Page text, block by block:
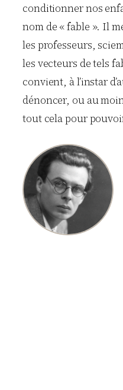
conditionner nos
nom de « fable ». Il
les professeurs,
les vecteurs de tels
convient, à l’instar
dénoncer, ou au
tout cela pour